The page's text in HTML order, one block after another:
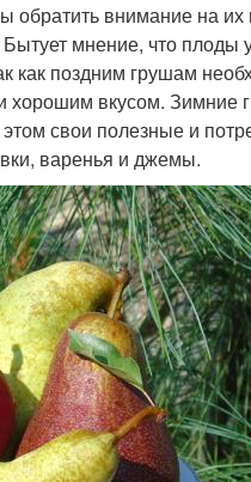
обратить внимание на
мнение, что плоды
как поздним грушам
хорошим вкусом. Зимние
свои полезные и
варенья и джемы.